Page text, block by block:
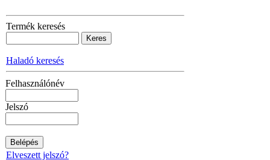
Termék keresés
Haladó keresés
Felhasználónév
Jelszó
Elveszett jelszó?